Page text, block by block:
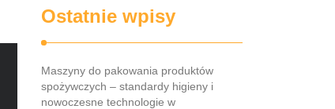
Ostatnie wpisy
Maszyny do pakowania produktów
spożywczych – standardy higieny i
nowoczesne technologie w